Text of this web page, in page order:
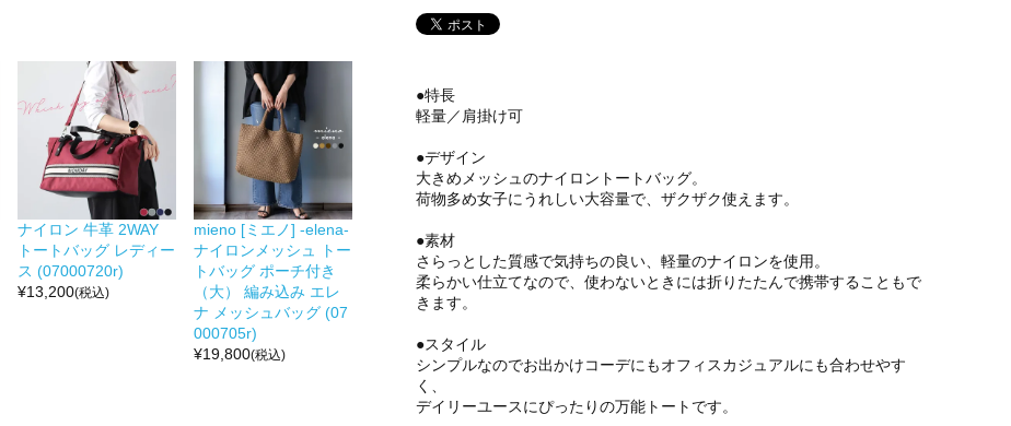
ナイロン 牛革 2WAY
トートバッグ レディー
ス (07000720r)
¥13,200(税込)
mieno [ミエノ] -elena-
ナイロンメッシュ トー
トバッグ ポーチ付き
（大） 編み込み エレ
ナ メッシュバッグ (07
000705r)
¥19,800(税込)
●特長
軽量／肩掛け可
●デザイン
大きめメッシュのナイロントートバッグ。
荷物多め女子にうれしい大容量で、ザクザク使えます。
●素材
さらっとした質感で気持ちの良い、軽量のナイロンを使用。
柔らかい仕立てなので、使わないときには折りたたんで携帯することもで
きます。
●スタイル
シンプルなのでお出かけコーデにもオフィスカジュアルにも合わせやす
く、
デイリーユースにぴったりの万能トートです。